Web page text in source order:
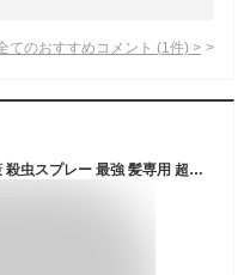
てのおすすめコメント (1 件) >
カメムシ スプレー 殺虫剤 カメムシ対策 殺虫スプレー 最強 髪専用 超吸水 速乾 ヘアドライタオル おまけ付 ムシクリン カメムシ用 エアゾール かめむし 撃滅 退治 カメムシに効く 忌避剤 亀虫 侵入防止 便利グッズ ベランダ 洗濯物 窓 サッシ 網戸 寄せ付け ない 日本製